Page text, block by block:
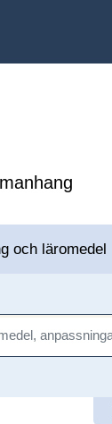
och läromedel